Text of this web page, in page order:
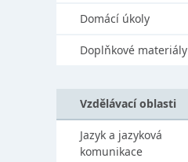
Domácí úkoly
Doplňkové materiály
Vzdělávací oblasti
Jazyk a jazyková
komunikace